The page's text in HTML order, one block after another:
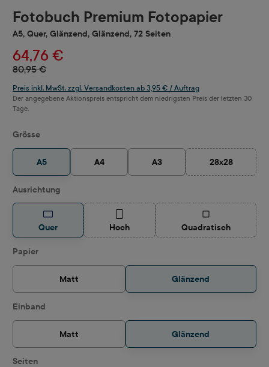
Fotobuch Premium Fotopapier
A5, Quer, Glänzend, Glänzend, 72 Seiten
64,76 €
80,95 €
Preis inkl. MwSt. zzgl. Versandkosten ab 3,95 € / Auftrag
Der angegebene Aktionspreis entspricht dem niedrigsten Preis der letzten 30
Tage.
Grösseauswählen
A5 A4 A3 28x28
(Diese
Ausrichtungauswählen
Quer Hoch(Diese Option ist zurzeit nicht verfügbar.)
Quadratisch(Diese Option ist
Papierauswählen
Matt Glänzend
Einband
Matt Glänzend
Seitenauswählen